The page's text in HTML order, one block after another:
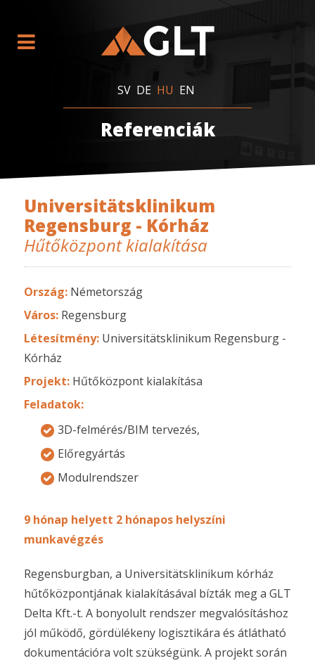
SV DE HU EN
Referenciák
Universitätsklinikum
Regensburg - Kórház
Hűtőközpont kialakítása
Ország: Németország
Város: Regensburg
Létesítmény: Universitätsklinikum Regensburg -
Kórház
Projekt: Hűtőközpont kialakítása
Feladatok:
3D-felmérés/BIM tervezés,
Előregyártás
Modulrendszer
9 hónap helyett 2 hónapos helyszíni
munkavégzés
Regensburgban, a Universitätsklinikum kórház
hűtőközpontjának kialakításával bízták meg a GLT
Delta Kft.-t. A bonyolult rendszer megvalósításhoz
jól működő, gördülékeny logisztikára és átlátható
dokumentációra volt szükségünk. A projekt során